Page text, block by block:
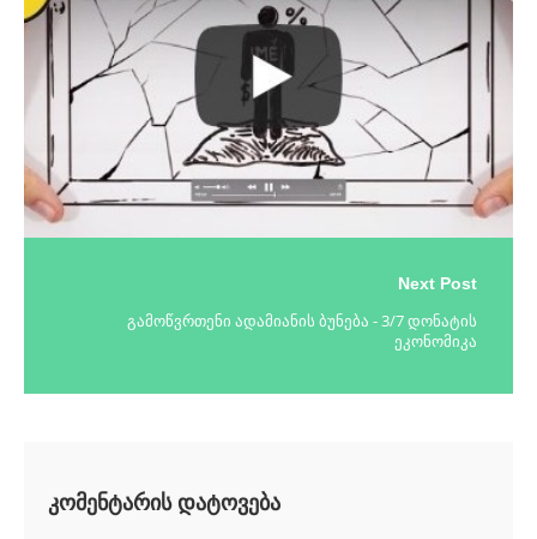
Next Post
გამოწვრთენი ადამიანის ბუნება - 3/7 დონატის
ეკონომიკა
კომენტარის დატოვება